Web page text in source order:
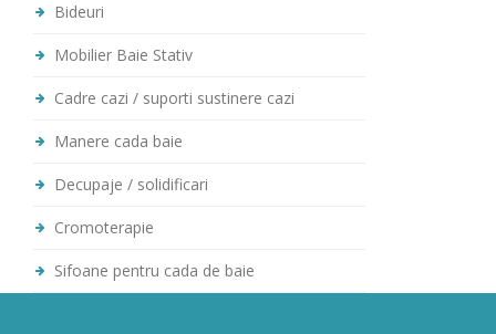
Bideuri
Mobilier Baie Stativ
Cadre cazi / suporti sustinere cazi
Manere cada baie
Decupaje / solidificari
Cromoterapie
Sifoane pentru cada de baie